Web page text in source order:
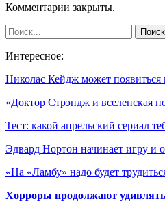
Комментарии закрыты.
Интересное:
Николас Кейдж может
«Доктор Стрэндж и вселенская
Тест: какой апрельский сериал
Эдвард Нортон начинает игру и
«На «Ламбу» надо будет
Хорроры продолжают